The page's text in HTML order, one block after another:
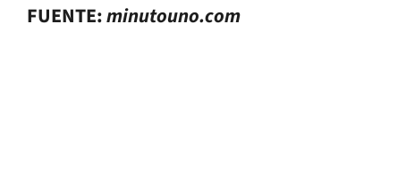
FUENTE:minutouno.com